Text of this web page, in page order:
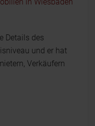
Details des
und er hat
Verkäufern